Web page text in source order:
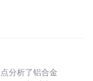
分析了铝合金